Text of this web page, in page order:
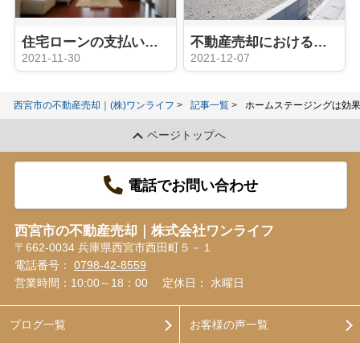
住宅ローンの支払いに困ったら検討すべき不動産の任意売却とは？
2021-11-30
不動産売却における土地の譲渡とは？「贈与」や「相続」との違いをご紹介！
2021-12-07
西宮市の不動産売却｜(株)ワンライフ 記事一覧 ホームステージングは効
ページトップへ
電話でお問い合わせ
西宮市の不動産売却｜株式会社ワンライフ
〒662-0034 兵庫県西宮市西田町５－１
電話番号： 0798-42-8559
営業時間：10:00～18：00
定休日： 水曜日
ブログ一覧 お客様の声一覧